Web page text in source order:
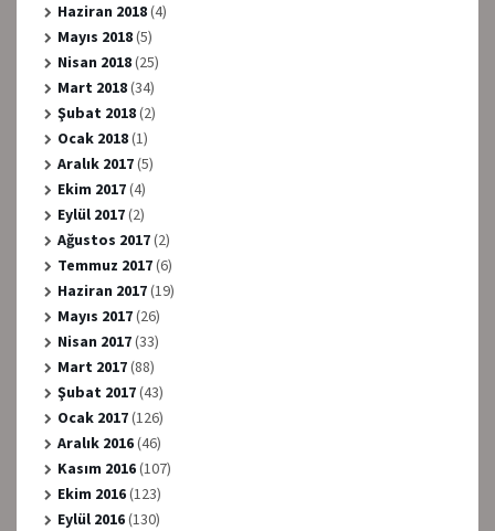
Haziran 2018(4)
Mayıs 2018(5)
Nisan 2018(25)
Mart 2018(34)
Şubat 2018(2)
Ocak 2018(1)
Aralık 2017(5)
Ekim 2017(4)
Eylül 2017(2)
Ağustos 2017(2)
Temmuz 2017(6)
Haziran 2017(19)
Mayıs 2017(26)
Nisan 2017(33)
Mart 2017(88)
Şubat 2017(43)
Ocak 2017(126)
Aralık 2016(46)
Kasım 2016(107)
Ekim 2016(123)
Eylül 2016(130)